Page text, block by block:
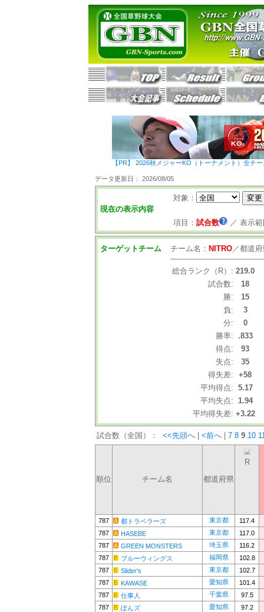
【PR】 2026秋メジャーKO（トーナメント）全チ
データ更新日： 2026/08/05
現在の表示内容
対象：
項目： 試合数 ／ 表示
ターゲットチーム チーム名： NITRO／都道
総合ランク（R）: 219.0
試合数:
18
勝:
15
負:
3
分:
0
勝率:
.833
得点:
93
失点:
35
得失差:
+58
平均得点: 5.17
平均失点: 1.94
平均得失差: +3.22
試合数（全国）： <<先頭へ <前へ 7 8 9 10
順位 チーム名 都道府県
R
787 都トラベラーズ 東京都
117.4
787
HASEBE 東京都
117.0
787
GREEN MONSTERS 埼玉県
116.2
787
ブルーウィングス 福岡県
102.8
787
Slider's 東京都
102.7
787
KAWASE 愛知県
101.4
787
仕事人 千葉県
97.5
787
ぽんズ 愛知県
97.2